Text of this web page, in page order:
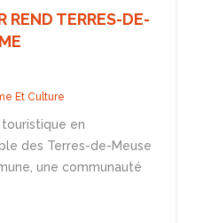
REND TERRES-DE-
Et Culture
en
des Terres-de-Meuse
une communauté